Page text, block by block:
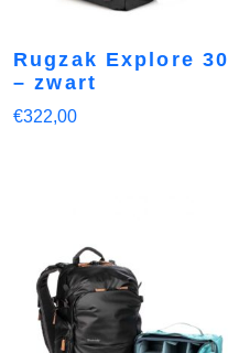
Rugzak Explore 30
– zwart
€322,00